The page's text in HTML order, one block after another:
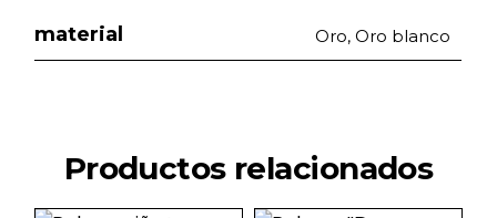
material Oro, Oro blanco
Productos relacionados